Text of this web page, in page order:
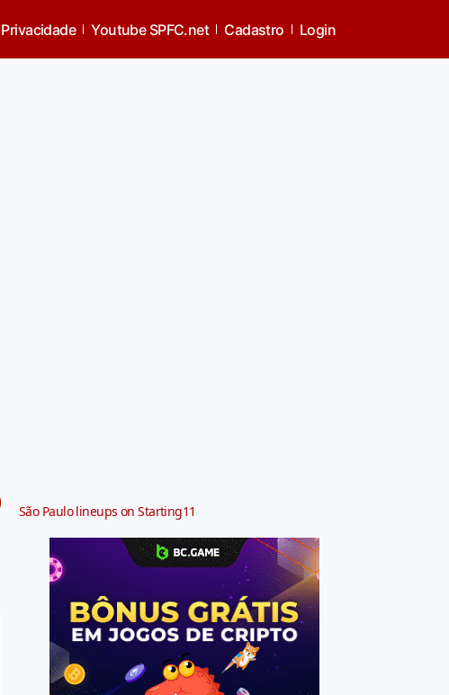
Privacidade Youtube SPFC.net Cadastro Login
São Paulo lineups on Starting11